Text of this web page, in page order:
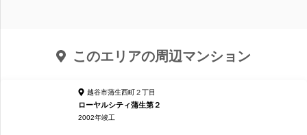
このエリアの周辺マンション
越谷市蒲生西町２丁目
ローヤルシティ蒲生第２
2002年竣工